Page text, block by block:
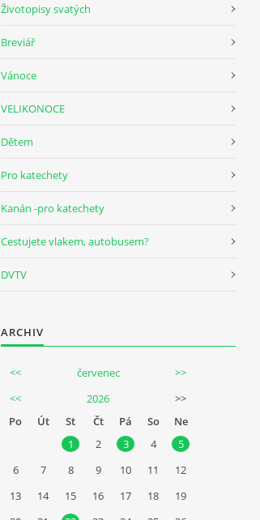
Životopisy svatých
Breviář
Vánoce
VELIKONOCE
Dětem
Pro katechety
Kanán -pro katechety
Cestujete vlakem, autobusem?
DVTV
ARCHIV
<< červenec
>>
<<
2026
>>
Po
Út St Čt Pá So
Ne
1
2 3 4
5
6
7 8 9 10 11
12
13
14 15 16 17 18
19